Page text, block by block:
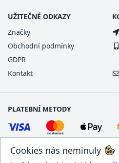
Cookies nás neminuly
UŽITEČNÉ ODKAZY
Značky
Obchodní podmínky
GDPR
Kontakt
PLATEBNÍ METODY